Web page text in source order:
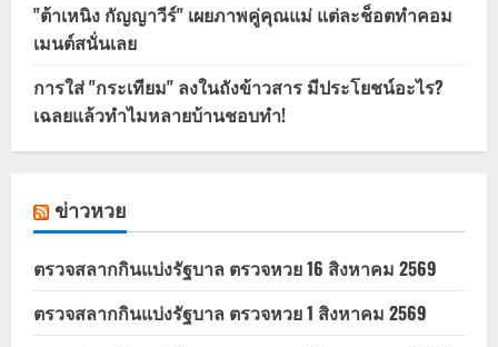
"ต้าเหนิง กัญญาวีร์" เผยภาพคู่คุณแม่ แต่ละช็อตทำคอม
เมนต์สนั่นเลย
การใส่ "กระเทียม" ลงในถังข้าวสาร มีประโยชน์อะไร?
เฉลยแล้วทำไมหลายบ้านชอบทำ!
ข่าวหวย
ตรวจสลากกินแบ่งรัฐบาล ตรวจหวย 16 สิงหาคม 2569
ตรวจสลากกินแบ่งรัฐบาล ตรวจหวย 1 สิงหาคม 2569